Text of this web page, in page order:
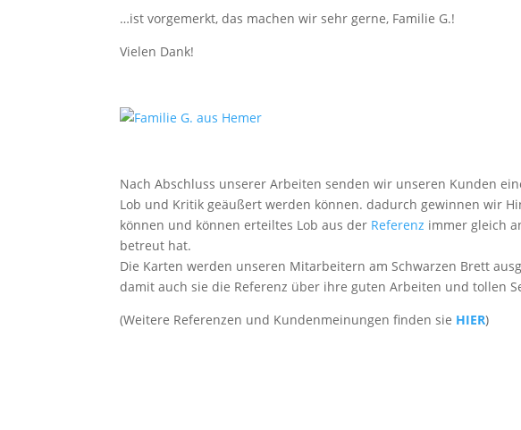
…ist vorgemerkt, das machen wir sehr gerne, Familie G.!
Vielen Dank!
Nach Abschluss unserer Arbeiten senden wir unseren Kunden
Lob und Kritik geäußert werden können. dadurch gewinnen wir
können und können erteiltes Lob aus der Referenz immer gleich
betreut hat.
Die Karten werden unseren Mitarbeitern am Schwarzen Brett
damit auch sie die Referenz über ihre guten Arbeiten und tollen
(Weitere Referenzen und Kundenmeinungen finden sie HIER)